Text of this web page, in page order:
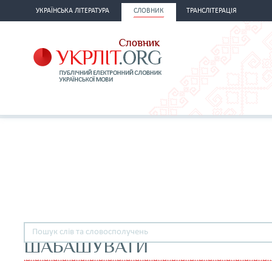
УКРАЇНСЬКА ЛІТЕРАТУРА СЛОВНИК ТРАНСЛІТЕРАЦІЯ
ШАБАШУВАТИ